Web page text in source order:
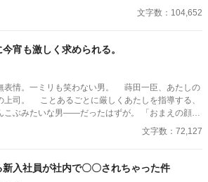
くださいねーっ。」 慌ただしい昼時を過ぎ
た後、私は行かなきゃいけない
る。 ーーーーーーーーーーーーーーー
子だよ・・・・。」 優弥「マジか・・・。」
祭りに連れて行った太陽。 太陽の存在を知っ
が・・・私に言った。 「俺は太陽がいてもい
り向かせるから覚悟しとけよ？」 ※お話に出て
・すみません。 言葉も足りませんが読んで
文字数：104,652
宵も激しく求められる。
表情。一ミリも笑わない男。 蒔田一臣、あたしの
上司。 ことあるごとに厳しくあたしを指導する、
こぶみたいな男――だったはずが。 「おまえの顔、
様仏様どうしてあたしはこの男に今宵も激しく愛
るのでしょう。 ――2000年代初頭、IT系企業で懸
＊＊ ◆エブリスタ様にも掲載。人気沸騰
estar.jp/novels/26513389
文字数：72,127
新入社員が社内で〇〇されちゃった件